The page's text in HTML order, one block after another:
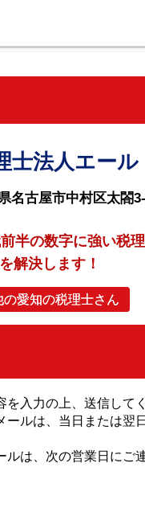
士法人エール
名古屋市中村区太閤
半の数字に強い税
解決します！
の愛知の税理士さん
を入力の上、送信して
ールは、当日または翌
ルは、次の営業日にご